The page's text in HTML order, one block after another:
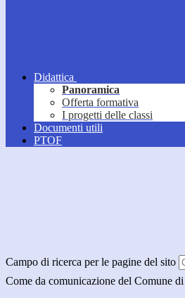
Didattica
Panoramica
Offerta formativa
I progetti delle classi
Documenti utili
PTOF
Campo di ricerca per le pagine del sito
Come da comunicazione del Comune